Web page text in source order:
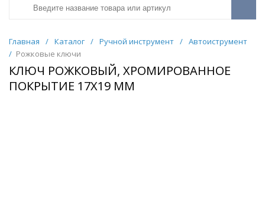
Главная / Каталог / Ручной инструмент / Автоиструмент
/ Рожковые ключи
КЛЮЧ РОЖКОВЫЙ, ХРОМИРОВАННОЕ
ПОКРЫТИЕ 17Х19 ММ